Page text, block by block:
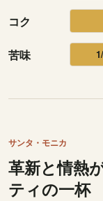
コク
苦味
サンタ・モニカ
革新と情熱
ティの一杯